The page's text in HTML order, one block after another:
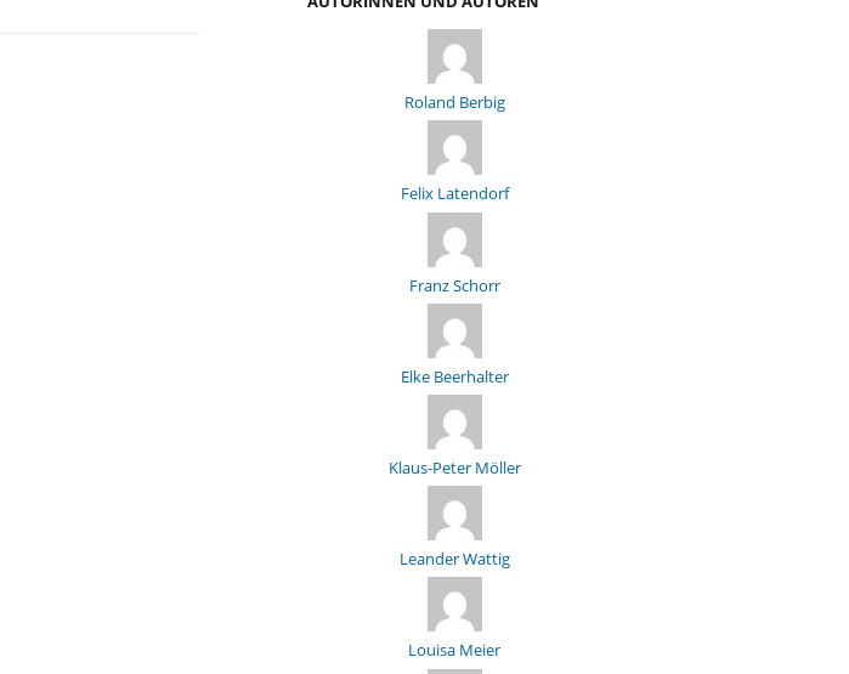
Roland Berbig
Felix Latendorf
Franz Schorr
Elke Beerhalter
Klaus-Peter Möller
Leander Wattig
Louisa Meier